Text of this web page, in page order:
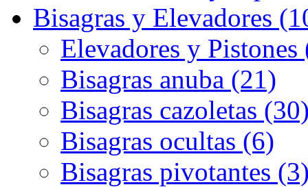
Bisagras y Elevadores
Elevadores y Pistones
Bisagras anuba (21)
Bisagras cazoletas
Bisagras ocultas (6)
Bisagras pivotantes